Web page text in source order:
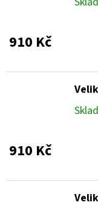
910 Kč
910 Kč